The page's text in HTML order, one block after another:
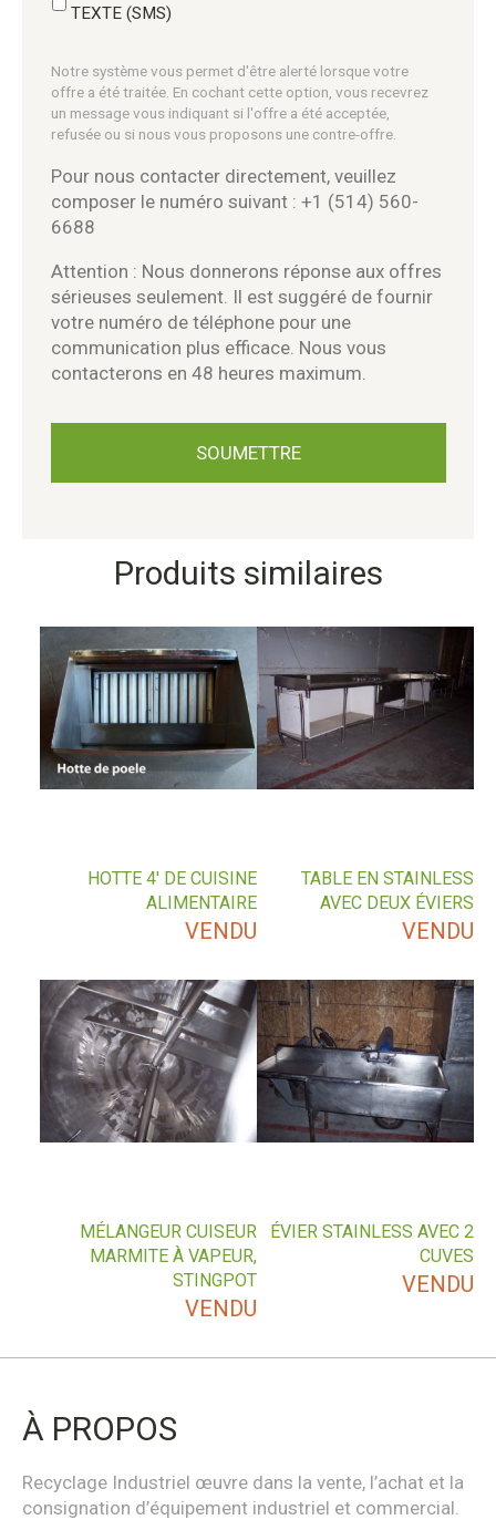
TEXTE (SMS)
Notre système vous permet d'être alerté lorsque votre
offre a été traitée. En cochant cette option, vous recevrez
un message vous indiquant si l'offre a été acceptée,
refusée ou si nous vous proposons une contre-offre.
Pour nous contacter directement, veuillez
composer le numéro suivant : +1 (514) 560-
6688
Attention : Nous donnerons réponse aux offres
sérieuses seulement. Il est suggéré de fournir
votre numéro de téléphone pour une
communication plus efficace. Nous vous
contacterons en 48 heures maximum.
Produits similaires
TABLE EN STAINLESS
AVEC DEUX ÉVIERS
VENDU
HOTTE 4′ DE CUISINE
ALIMENTAIRE
VENDU
ÉVIER STAINLESS AVEC 2
CUVES
VENDU
MÉLANGEUR CUISEUR
MARMITE À VAPEUR,
STINGPOT
VENDU
À PROPOS
Recyclage Industriel œuvre dans la vente, l’achat et la
consignation d’équipement industriel et commercial.